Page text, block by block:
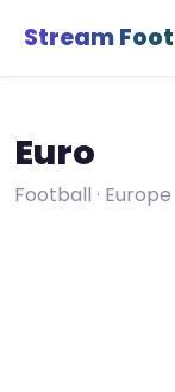
Stream Foot
Euro
Football · Europe